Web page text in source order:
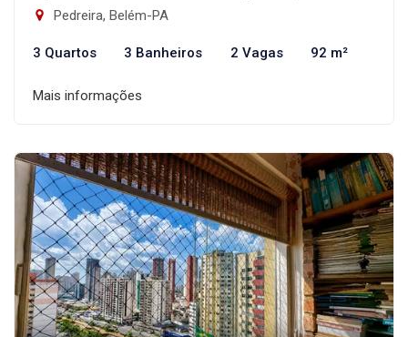
Pedreira, Belém-PA
3 Quartos 3 Banheiros 2 Vagas 92 m²
Mais informações